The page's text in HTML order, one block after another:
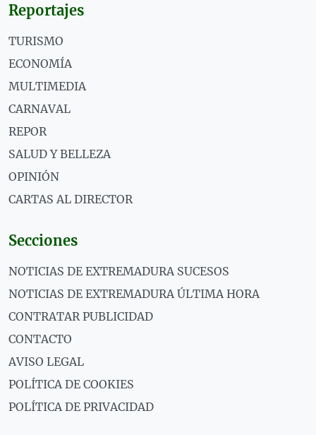
Reportajes
TURISMO
ECONOMÍA
MULTIMEDIA
CARNAVAL
REPOR
SALUD Y BELLEZA
OPINIÓN
CARTAS AL DIRECTOR
Secciones
NOTICIAS DE EXTREMADURA SUCESOS
NOTICIAS DE EXTREMADURA ÚLTIMA HORA
CONTRATAR PUBLICIDAD
CONTACTO
AVISO LEGAL
POLÍTICA DE COOKIES
POLÍTICA DE PRIVACIDAD